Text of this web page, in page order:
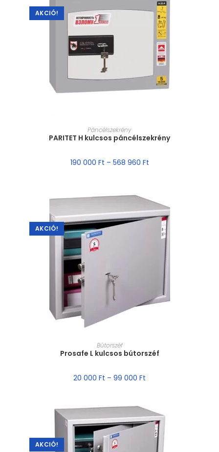
AKCIÓ!
MÉRET VÁLASZTÁSA
Páncélszekrény
PARITET H kulcsos páncélszekrény
190 000 Ft – 568 960 Ft
AKCIÓ!
MÉRET VÁLASZTÁSA
Bútorszéf
Prosafe L kulcsos bútorszéf
20 000 Ft – 99 000 Ft
AKCIÓ!